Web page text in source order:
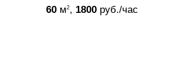
60м2, 1800руб./час